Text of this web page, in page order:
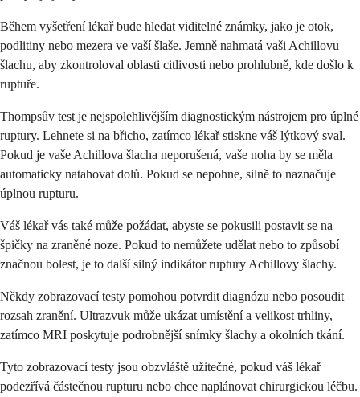
Během vyšetření lékař bude hledat viditelné známky, jako je otok,
podlitiny nebo mezera ve vaší šlaše. Jemně nahmatá vaši Achillovu
šlachu, aby zkontroloval oblasti citlivosti nebo prohlubně, kde došlo k
ruptuře.
Thompsův test je nejspolehlivějším diagnostickým nástrojem pro úplné
ruptury. Lehnete si na břicho, zatímco lékař stiskne váš lýtkový sval.
Pokud je vaše Achillova šlacha neporušená, vaše noha by se měla
automaticky natahovat dolů. Pokud se nepohne, silně to naznačuje
úplnou rupturu.
Váš lékař vás také může požádat, abyste se pokusili postavit se na
špičky na zraněné noze. Pokud to nemůžete udělat nebo to způsobí
značnou bolest, je to další silný indikátor ruptury Achillovy šlachy.
Někdy zobrazovací testy pomohou potvrdit diagnózu nebo posoudit
rozsah zranění. Ultrazvuk může ukázat umístění a velikost trhliny,
zatímco MRI poskytuje podrobnější snímky šlachy a okolních tkání.
Tyto zobrazovací testy jsou obzvláště užitečné, pokud váš lékař
podezřívá částečnou rupturu nebo chce naplánovat chirurgickou léčbu.